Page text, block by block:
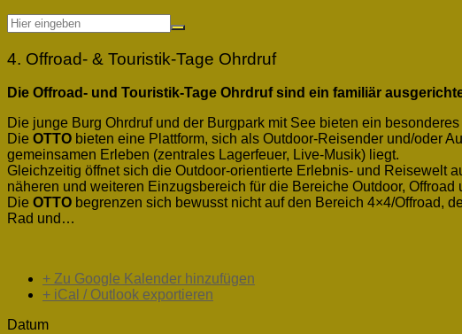
4. Offroad- & Touristik-Tage Ohrdruf
Die Offroad- und Touristik-Tage Ohrdruf sind ein familiär
Die junge Burg Ohrdruf und der Burgpark mit See bieten ein
Die OTTO bieten eine Plattform, sich als Outdoor-Reisender und/oder
gemeinsamen Erleben (zentrales Lagerfeuer, Live-Musik) liegt.
Gleichzeitig öffnet sich die Outdoor-orientierte Erlebnis- und Reisewelt
näheren und weiteren Einzugsbereich für die Bereiche Outdoor, Offroad
Die OTTO begrenzen sich bewusst nicht auf den Bereich 4×4/Offroad,
Rad und…
+ Zu Google Kalender hinzufügen
+ iCal / Outlook exportieren
Datum